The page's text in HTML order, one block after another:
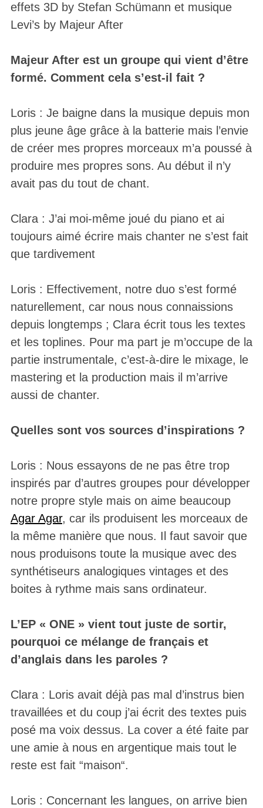
effets 3D by Stefan Schümann et musique
Levi’s by Majeur After
Majeur After est un groupe qui vient d’être
formé. Comment cela s’est-il fait ?
Loris : Je baigne dans la musique depuis mon
plus jeune âge grâce à la batterie mais l’envie
de créer mes propres morceaux m’a poussé à
produire mes propres sons. Au début il n’y
avait pas du tout de chant.
Clara : J’ai moi-même joué du piano et ai
toujours aimé écrire mais chanter ne s’est fait
que tardivement
Loris : Effectivement, notre duo s’est formé
naturellement, car nous nous connaissions
depuis longtemps ; Clara écrit tous les textes
et les toplines. Pour ma part je m’occupe de la
partie instrumentale, c’est-à-dire le mixage, le
mastering et la production mais il m’arrive
aussi de chanter.
Quelles sont vos sources d’inspirations ?
Loris : Nous essayons de ne pas être trop
inspirés par d’autres groupes pour développer
notre propre style mais on aime beaucoup
Agar Agar, car ils produisent les morceaux de
la même manière que nous. Il faut savoir que
nous produisons toute la musique avec des
synthétiseurs analogiques vintages et des
boites à rythme mais sans ordinateur.
L’EP « ONE » vient tout juste de sortir,
pourquoi ce mélange de français et
d’anglais dans les paroles ?
Clara : Loris avait déjà pas mal d’instrus bien
travaillées et du coup j’ai écrit des textes puis
posé ma voix dessus. La cover a été faite par
une amie à nous en argentique mais tout le
reste est fait “maison“.
Loris : Concernant les langues, on arrive bien